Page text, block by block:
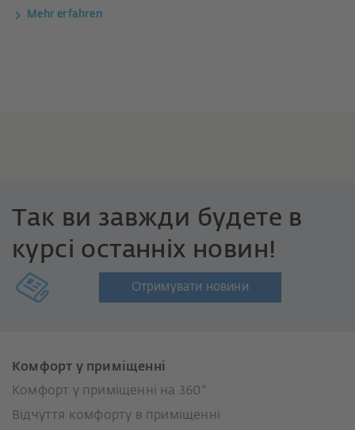
Mehr erfahren
Так ви завжди будете в
курсі останніх новин!
Отримувати новини
Комфорт у приміщенні
Комфорт у приміщенні на 360°
Відчуття комфорту в приміщенні